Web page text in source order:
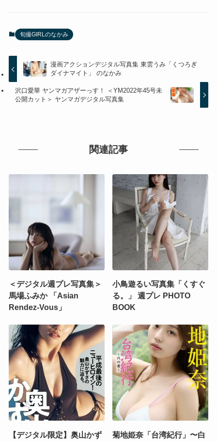
旬撮GIRLのなかみ
漫画アクションデジタル写真集 東雲うみ「くつろぎ
ダイナマイト」 のなかみ
沢口愛華 ヤンマガアザーっす！ ＜YM2022年45号未
公開カット＞ ヤンマガデジタル写真集
関連記事
＜デジタル週プレ写真集＞
馬場ふみか 「Asian
Rendez-Vous」
小鳥遊るい写真集「くすぐ
る。」 週プレ PHOTO
BOOK
【デジタル限定】奥山かず
菊地姫奈「台湾紀行」〜白